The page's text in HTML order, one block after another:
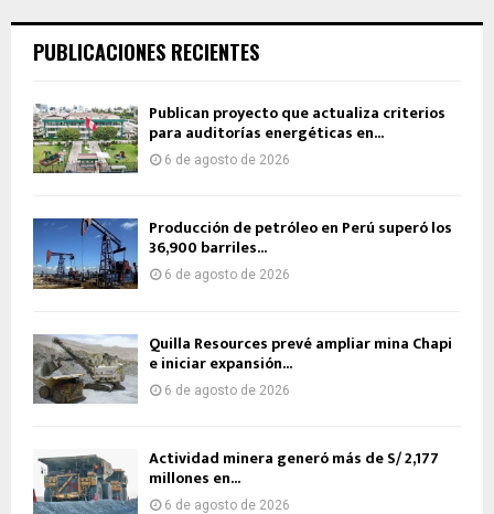
PUBLICACIONES RECIENTES
Publican proyecto que actualiza criterios
para auditorías energéticas en...
6 de agosto de 2026
Producción de petróleo en Perú superó los
36,900 barriles...
6 de agosto de 2026
Quilla Resources prevé ampliar mina Chapi
e iniciar expansión...
6 de agosto de 2026
Actividad minera generó más de S/ 2,177
millones en...
6 de agosto de 2026